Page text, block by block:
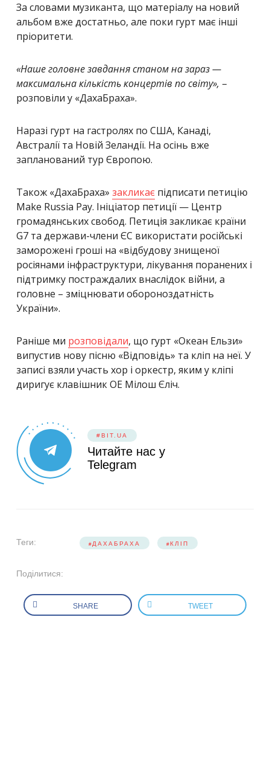
За словами музиканта, що матеріалу на новий
альбом вже достатньо, але поки гурт має інші
пріоритети.
«Наше головне завдання станом на зараз —
максимальна кількість концертів по світу», –
розповіли у «ДахаБраха».
Наразі гурт на гастролях по США, Канаді,
Австралії та Новій Зеландії. На осінь вже
запланований тур Європою.
Також «ДахаБраха» закликає підписати петицію
Make Russia Pay. Ініціатор петиції — Центр
громадянських свобод. Петиція закликає країни
G7 та держави-члени ЄС використати російські
заморожені гроші на «відбудову знищеної
росіянами інфраструктури, лікування поранених і
підтримку постраждалих внаслідок війни, а
головне – зміцнювати обороноздатність
України».
Раніше ми розповідали, що гурт «Океан Ельзи»
випустив нову пісню «Відповідь» та кліп на неї. У
записі взяли участь хор і оркестр, яким у кліпі
диригує клавішник ОЕ Мілош Єліч.
#BIT.UA
Читайте нас у
Telegram
Теги: ДАХАБРАХА КЛІП
Поділитися:
SHARE TWEET